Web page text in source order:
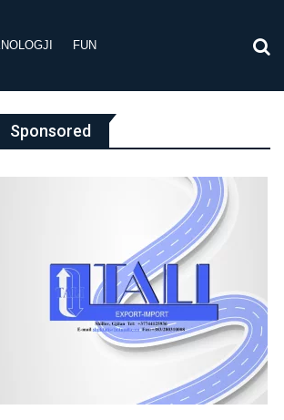
FUN
Sponsored